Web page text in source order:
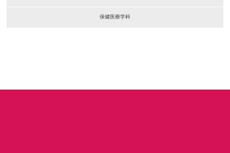
保健医療学科